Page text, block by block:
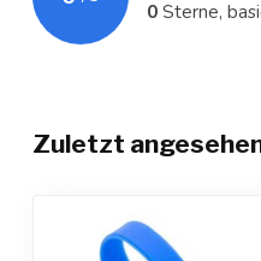
0Sterne,
Zuletzt